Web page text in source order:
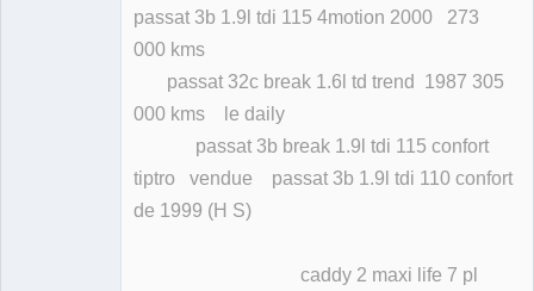
passat 3b 1.9l tdi 115 4motion 2000 273
000 kms
passat 32c break 1.6l td trend 1987 305
000 kms le daily
passat 3b break 1.9l tdi 115 confort
tiptro vendue passat 3b 1.9l tdi 110 confort
de 1999 (H S)
caddy 2 maxi life 7 pl